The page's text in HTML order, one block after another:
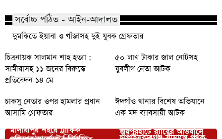
সর্বোচ্চ পঠিত - আইন-আদালত
দুমকিতে ইয়াবা ও গাঁজাসহ দুই যুবক গ্রেফতার
চিত্রনায়ক সালমান শাহ হত্যা :
সামীরাসহ ১১ জনের বিরুদ্ধে
প্রতিবেদন ১৪ মে
৫০ লাখ টাকার জাল নোটসহ
যুবলীগ নেতা আটক
চাকসু নেতার ওপর হামলার প্রধান
আসামি গ্রেফতার
ঈদগাঁও থানার বিশেষ অভিযানে
এক মদ ব্যাবসায়ী আটক
জয়পুরহাটে র‍‍্যাবের অভিযানে
মাদারীপুর শহরে ট্রাফিক